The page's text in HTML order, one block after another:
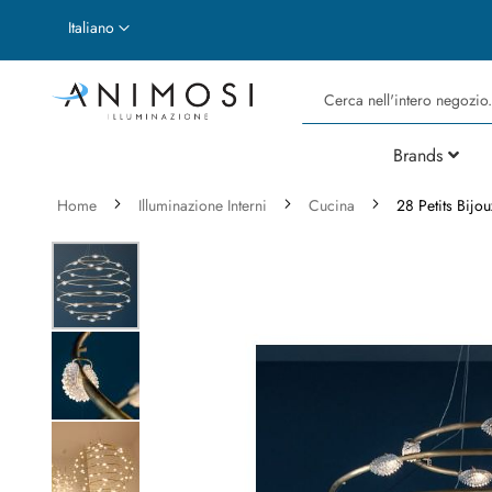
Lingua
Italiano
Cerca
Brands
Home Illuminazione Interni Cucina 28 Petits
Vai
alla
fine
della
galleria
di
immagini